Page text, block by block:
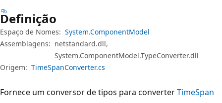
Definição
Espaço de Nomes: System.ComponentModel
Assemblagens: netstandard.dll,
System.ComponentModel.TypeConverter.dll
Origem: TimeSpanConverter.cs
Fornece um conversor de tipos para converterTimeSpan